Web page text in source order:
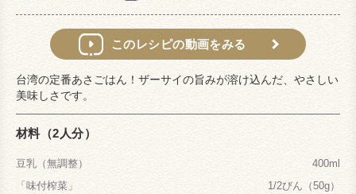
このレシピの動画をみる
台湾の定番あさごはん！ザーサイの旨みが溶け込んだ、やさしい
美味しさです。
材料（2人分）
豆乳（無調整）
400ml
「味付榨菜」
1/2びん（50g）